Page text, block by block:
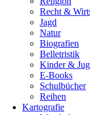
Recht &
Jagd
Natur
Biografien
Belletristik
Kinder &
E-Books
Schulbücher
Reihen
Kartografie